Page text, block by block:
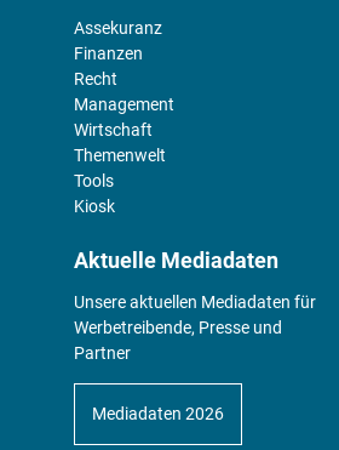
Assekuranz
Finanzen
Recht
Management
Wirtschaft
Themenwelt
Tools
Kiosk
Aktuelle Mediadaten
Unsere aktuellen Mediadaten für
Werbetreibende, Presse und
Partner
Mediadaten 2026